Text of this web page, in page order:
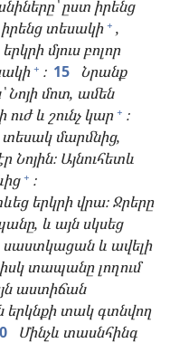
ըստ իրենց
իրենց տեսակի + ,
մյուս բոլոր
+ ։ 15 Նրանք
Նոյի մոտ, ամեն
և շունչ կար + ։
մարմնից,
Այնուհետև
+ ։
երկրի վրա։ Ջրերը
և այն սկսեց
սաստկացան և ավելի
տապանը լողում
աստիճան
երկնքի տակ գտնվող
Մինչև տասնհինգ